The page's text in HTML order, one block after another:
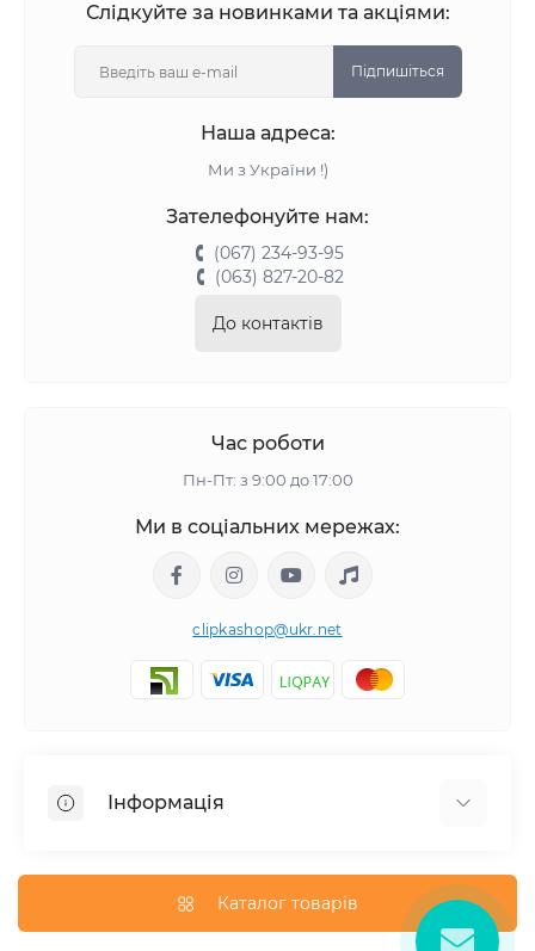
Слідкуйте за новинками та акціями:
Підпишіться
Наша адреса:
Ми з України !)
Зателефонуйте нам:
(067) 234-93-95
(063) 827-20-82
До контактів
Час роботи
Пн-Пт: з 9:00 до 17:00
Ми в соціальних мережах:
clipkashop@ukr.net
Інформація
Контакти
Каталог товарів